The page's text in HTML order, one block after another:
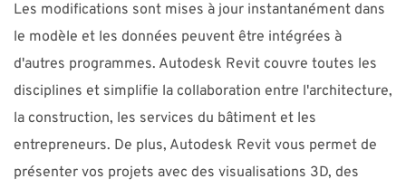
Les modifications sont mises à jour instantanément dans
le modèle et les données peuvent être intégrées à
d'autres programmes. Autodesk Revit couvre toutes les
disciplines et simplifie la collaboration entre l'architecture,
la construction, les services du bâtiment et les
entrepreneurs. De plus, Autodesk Revit vous permet de
présenter vos projets avec des visualisations 3D, des